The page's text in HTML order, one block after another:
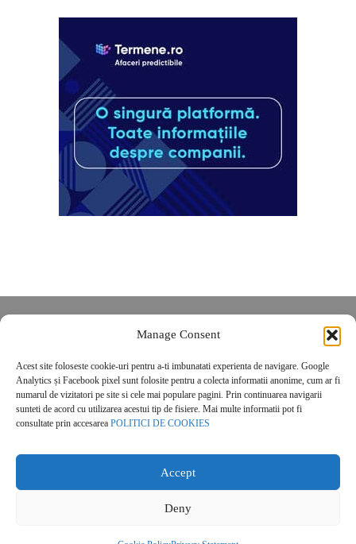
Manage Consent
Acest site foloseste cookie-uri pentru a-ti imbunatati experienta de navigare. Google
Analytics și Facebook pixel sunt folosite pentru a colecta informatii anonime, cum ar fi
numarul de vizitatori pe site si cele mai populare pagini. Prin continuarea navigarii
sunteti de acord cu utilizarea acestui tip de fisiere. Mai multe informatii pot fi
consultate prin accesarea POLITICI DE COOKIES
Accept
Deny
POLITICĂ DE CONFIDENȚIALITATE
Politica de cookies
© 2026 Real Estate Magazine. All Rights Reserved.